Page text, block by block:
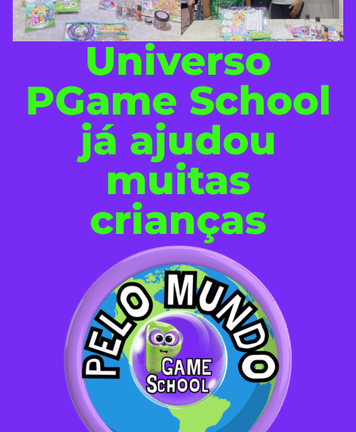
Universo
PGame School
já ajudou
muitas
crianças